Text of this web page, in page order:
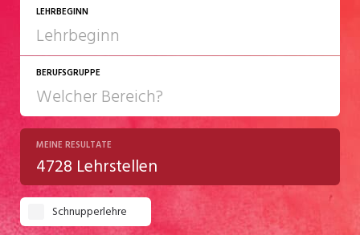
LEHRBEGINN
2027
2028
BERUFSGRUPPE
Chemie/Pharma
Gastgewerbe
Gesundheit/Pflege/Soziales
MEINE RESULTATE
4728 Lehrstellen
Schnupperlehre